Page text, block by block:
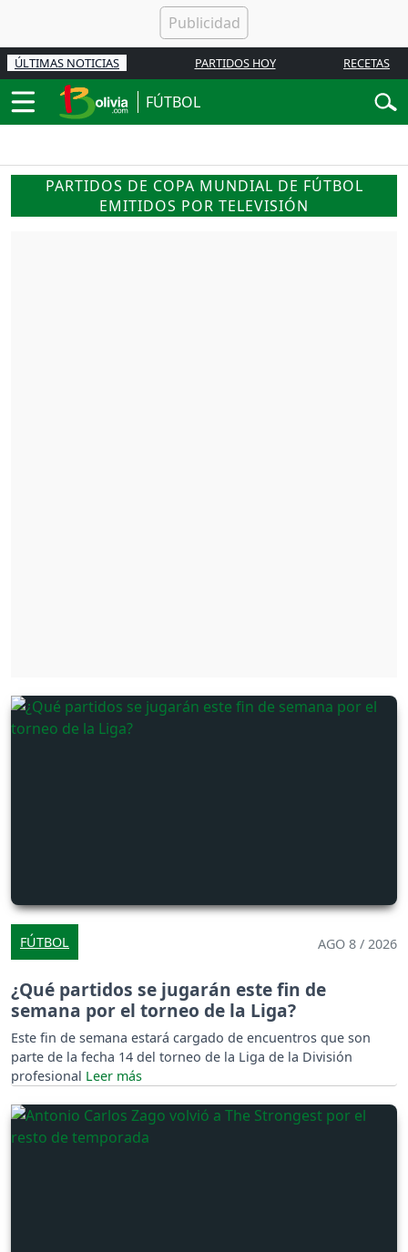
ÚLTIMAS NOTICIAS PARTIDOS HOY RECETAS
FÚTBOL
PARTIDOS DE COPA MUNDIAL DE FÚTBOL
EMITIDOS POR TELEVISIÓN
FÚTBOL AGO 8 / 2026
¿Qué partidos se jugarán este fin de
semana por el torneo de la Liga?
Este fin de semana estará cargado de encuentros que son
parte de la fecha 14 del torneo de la Liga de la División
profesional